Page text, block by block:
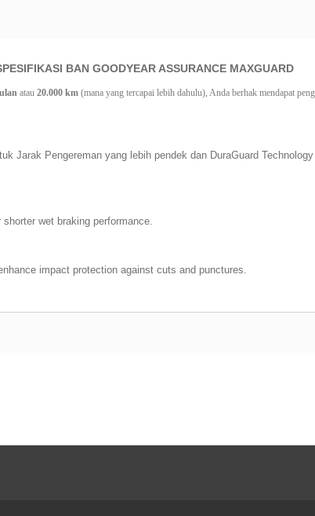
BAN GOODYEAR ASSURANCE MAXGUARD
atau 20.000 km (mana yang tercapai lebih dahulu), Anda berhak mendapat
Jarak Pengereman yang lebih pendek dan DuraGuard
wet braking performance.
impact protection against cuts and punctures.